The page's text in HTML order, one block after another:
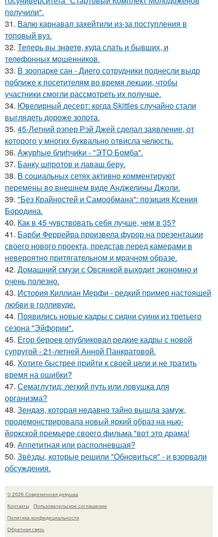
получили".
31. Валю карнавал захейтили из-за поступления в
топовый вуз.
32. Теперь вы знaетe, куда слать и бывших, и
телeфонныx мошенников.
33. В зоопарке сан - Диего сотрудники поднесли выдр
поближе к посетителям во время лекции, чтобы
участники смогли рассмотреть их получше.
34. Ювелирный десерт: когда Skittles случайно стали
выглядеть дороже золота.
35. 45-Летний рэпер Рэй Джей сделал заявление, от
которого у многих буквально отвисла челюсть.
36. Ажурhые блиhчиkи - "ЭТO Бомба".
37. Банку шпротов и лаваш беру.
38. В социальных сетях активно комментируют
перемены во внешнем виде Анджелины Джоли.
39. "Без Крайностей и Самообмана": позиция Ксения
Бородина.
40. Как в 45 чувствовать себя лучше, чем в 35?
41. Барби Феррейра произвела фурор на презентации
своего нового проекта, представ перед камерами в
невероятно притягательном и мрачном образе.
42. Домашний смузи с Овсянкой выходит экономно и
очень полезно.
43. История Киллиан Мерфи - редкий пример настоящей
любви в голливуде.
44. Появились новые кадры с сидни суини из третьего
сезона "Эйфории".
45. Егор бероев опубликовал редкие кадры с новой
супругой - 21-летней Анной Панкратовой.
46. Хотите быстрее прийти к своей цели и не тратить
время на ошибки?
47. Семаглутид: легкий путь или ловушка для
организма?
48. Зендая, которая недавно тайно вышла замуж,
продемонстрировала новый яркий образ на нью-
йоркской премьере своего фильма "вот это драма!
49. Аппетитная или располневшая?
50. Звёзды, которые решили "Обновиться" - и взорвали
обсуждения.
© 2026 Современная девушка
Контакты
Пользовательское соглашение
Политика конфидециальности
Обратная связь